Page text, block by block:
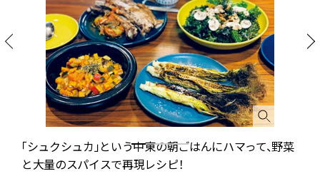
「シュクシュカ」という中東の朝ごはんにハマって、野菜
と大量のスパイスで再現レシピ！